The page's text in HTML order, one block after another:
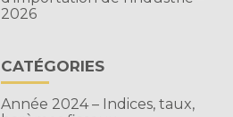
2026
CATÉGORIES
Année 2024 – Indices, taux,